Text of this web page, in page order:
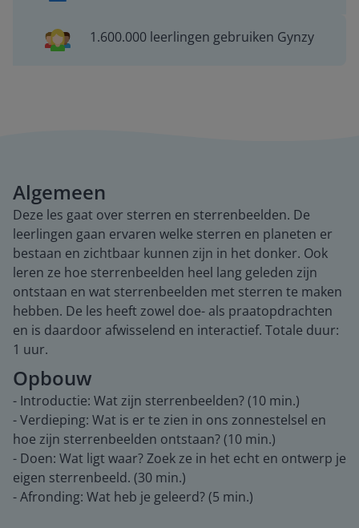
1.600.000 leerlingen gebruiken Gynzy
Algemeen
Deze les gaat over sterren en sterrenbeelden. De
leerlingen gaan ervaren welke sterren en planeten er
bestaan en zichtbaar kunnen zijn in het donker. Ook
leren ze hoe sterrenbeelden heel lang geleden zijn
ontstaan en wat sterrenbeelden met sterren te maken
hebben. De les heeft zowel doe- als praatopdrachten
en is daardoor afwisselend en interactief. Totale duur:
1 uur.
Opbouw
- Introductie: Wat zijn sterrenbeelden? (10 min.)
- Verdieping: Wat is er te zien in ons zonnestelsel en
hoe zijn sterrenbeelden ontstaan? (10 min.)
- Doen: Wat ligt waar? Zoek ze in het echt en ontwerp je
eigen sterrenbeeld. (30 min.)
- Afronding: Wat heb je geleerd? (5 min.)